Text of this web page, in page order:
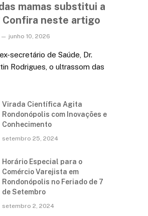
mamas substitui a
Confira neste artigo
junho 10, 2026
secretário de Saúde, Dr.
Rodrigues, o ultrassom das
Virada Científica Agita
Rondonópolis com Inovações e
Conhecimento
setembro 25, 2024
Horário Especial para o
Comércio Varejista em
Rondonópolis no Feriado de 7
de Setembro
setembro 2, 2024